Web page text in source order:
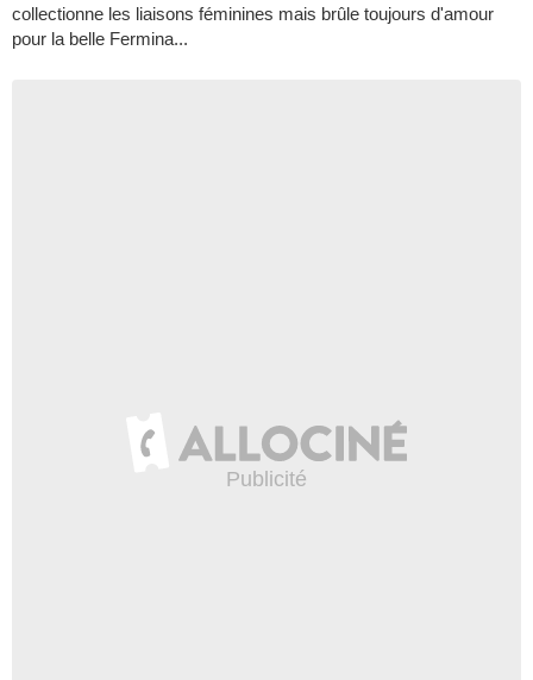
collectionne les liaisons féminines mais brûle toujours d'amour
pour la belle Fermina...